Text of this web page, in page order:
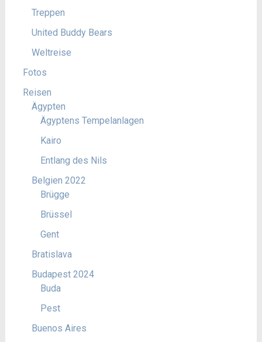
Treppen
United Buddy Bears
Weltreise
Fotos
Reisen
Ägypten
Ägyptens Tempelanlagen
Kairo
Entlang des Nils
Belgien 2022
Brügge
Brüssel
Gent
Bratislava
Budapest 2024
Buda
Pest
Buenos Aires